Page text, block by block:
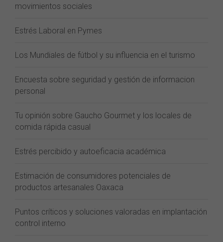
movimientos sociales
Estrés Laboral en Pymes
Los Mundiales de fútbol y su influencia en el turismo
Encuesta sobre seguridad y gestión de informacion
personal
Tu opinión sobre Gaucho Gourmet y los locales de
comida rápida casual
Estrés percibido y autoeficacia académica
Estimación de consumidores potenciales de
productos artesanales Oaxaca
Puntos críticos y soluciones valoradas en implantación
control interno